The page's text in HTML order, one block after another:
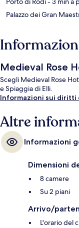
Palazzo dei Gran
Medieval Rose
Scegli Medieval Rose
e Spiaggia di Elli.
Informazioni sui diritti
Altre
Informazioni
Dimensioni
8 camere
Su 2 piani
Arrivo/
L'orario del